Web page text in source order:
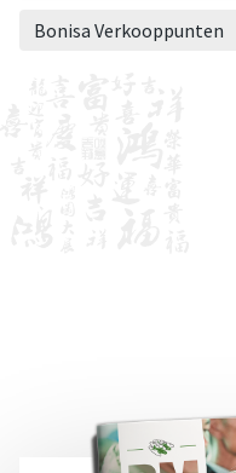
Bonisa Verkooppunten